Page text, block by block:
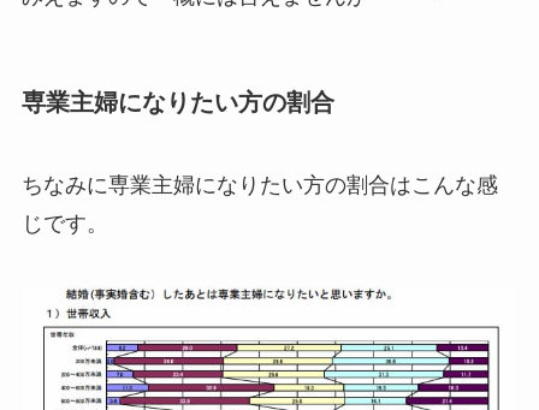
専業主婦になりたい方の割合
ちなみに専業主婦になりたい方の割合はこんな感
じです。